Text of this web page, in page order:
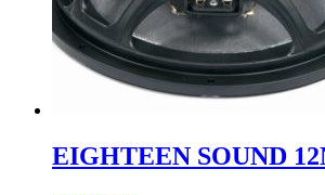
EIGHTEEN SOUND